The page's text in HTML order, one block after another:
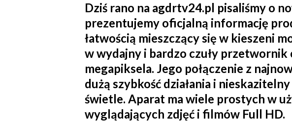
Dziś rano na agdrtv24.pl pisaliśmy o
prezentujemy oficjalną informację
łatwością mieszczący się w kieszeni
w wydajny i bardzo czuły przetwornik
megapiksela. Jego połączenie z
dużą szybkość działania i
świetle. Aparat ma wiele prostych w
wyglądających zdjęć i filmów Full HD.